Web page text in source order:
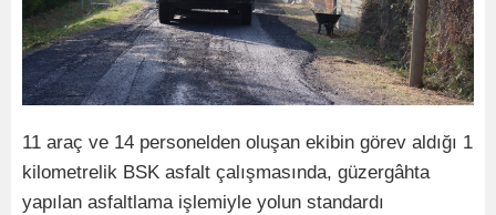
11 araç ve 14 personelden oluşan ekibin görev aldığı 1
kilometrelik BSK asfalt çalışmasında, güzergâhta
yapılan asfaltlama işlemiyle yolun standardı